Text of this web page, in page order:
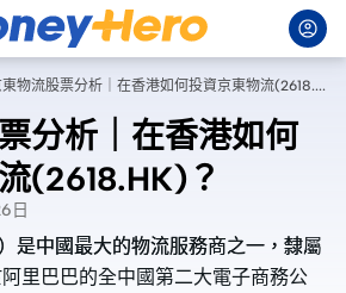
京東物流股票分析｜在香港如何投資京東物流(2618.HK)？
分析｜在香港如何
(2618.HK)？
日
是中國最大的物流服務商之一，隸屬
里巴巴的全中國第二大電子商務公
是中國最大的物流服務商之一，隸屬
里巴巴的全中國第二大電子商務公